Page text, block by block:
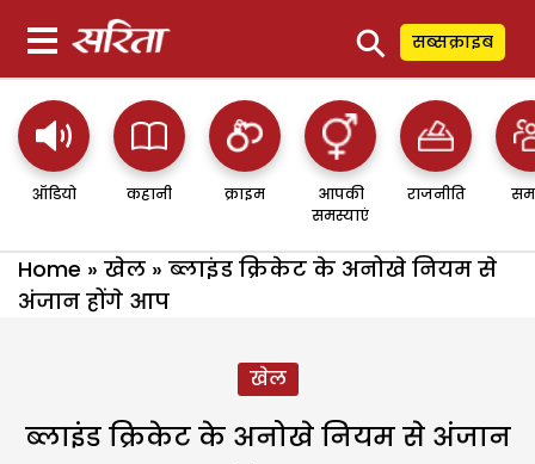
⚲ सब्सक्राइब
ऑडियो कहानी क्राइम
आपकी
समस्याएं
राजनीति
Home » खेल » ब्लाइंड क्रिकेट के अनोखे नियम से
अंजान होंगे आप
खेल
ब्लाइंड क्रिकेट के अनोखे नियम से अंजान